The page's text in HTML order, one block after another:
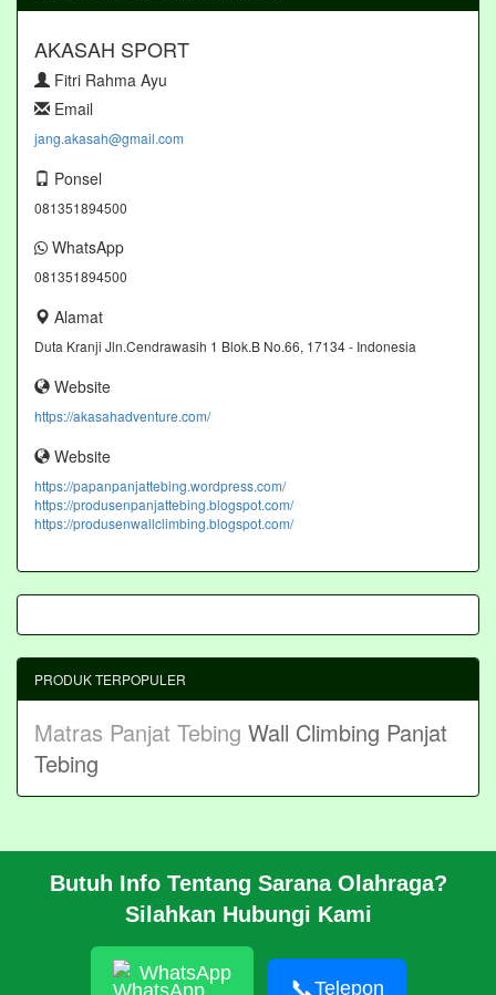
AKASAH SPORT
Fitri Rahma Ayu
Email
jang.akasah@gmail.com
Ponsel
081351894500
WhatsApp
081351894500
Alamat
Duta Kranji Jln.Cendrawasih 1 Blok.B No.66, 17134 - Indonesia
Website
https://akasahadventure.com/
Website
https://papanpanjattebing.wordpress.com/
https://produsenpanjattebing.blogspot.com/
https://produsenwallclimbing.blogspot.com/
Butuh Info Tentang Sarana Olahraga?
Silahkan Hubungi Kami
WhatsApp
📞Telepon
PRODUK TERPOPULER
Matras Panjat Tebing Wall Climbing Panjat
Tebing
CARA PESAN
HUBUNGI KAMI